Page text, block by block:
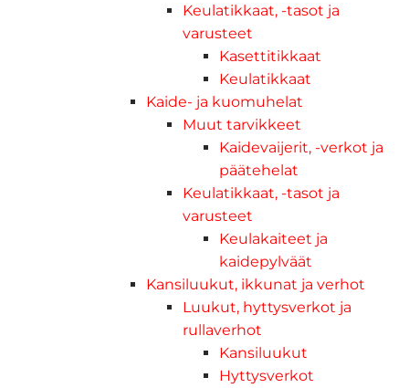
Keulatikkaat, -tasot ja
varusteet
Kasettitikkaat
Keulatikkaat
Kaide- ja kuomuhelat
Muut tarvikkeet
Kaidevaijerit, -verkot ja
päätehelat
Keulatikkaat, -tasot ja
varusteet
Keulakaiteet ja
kaidepylväät
Kansiluukut, ikkunat ja verhot
Luukut, hyttysverkot ja
rullaverhot
Kansiluukut
Hyttysverkot